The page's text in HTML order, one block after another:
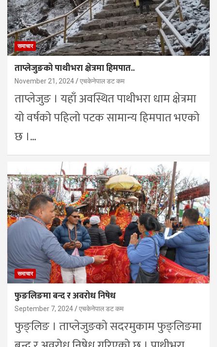
समाचार
ताप्लेजुङको पाथीभरा क्षेत्रमा हिमपात..
November 21, 2024 एचकेनेपाल डट कम
ताप्लेजुङ । यहाँ अवस्थित पाथीभरा धाम क्षेत्रमा
यो वर्षको पहिलो पटक सामान्य हिमपात भएको
छ ।…
समाचार
फुङलिङमा बन्द र अवरोध निषेध
September 7, 2024 एचकेनेपाल डट कम
फुङ्लिङ । ताप्लेजुङको सदरमुकाम फुङ्लिङमा